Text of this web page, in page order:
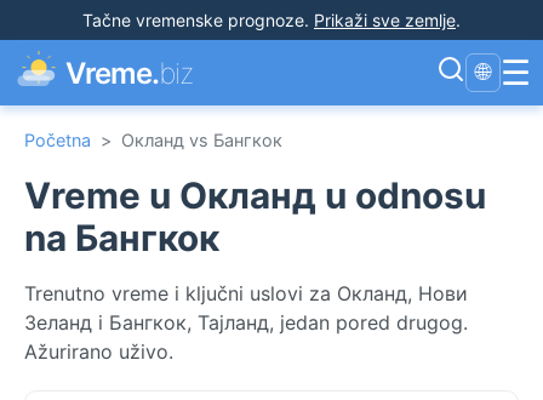
Tačne vremenske prognoze. Prikaži sve zemlje.
Vreme.biz 🌐 ☰
Početna > Окланд vs Бангкок
Vreme u Окланд u odnosu
na Бангкок
Trenutno vreme i ključni uslovi za Окланд, Нови
Зеланд i Бангкок, Тајланд, jedan pored drugog.
Ažurirano uživo.